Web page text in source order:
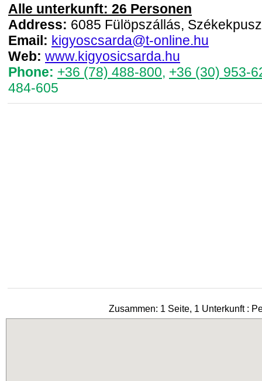
Alle unterkunft: 26 Personen
Address: 6085 Fülöpszállás,
Email: kigyoscsarda@t-online.hu
Web: www.kigyosicsarda.hu
Phone: +36 (78) 488-800, +36 (30) 953-
484-605
Zusammen: 1 Seite, 1 Unterkunft :